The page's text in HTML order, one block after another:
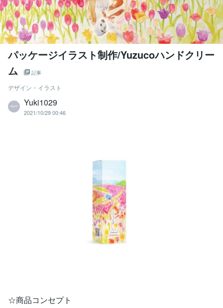
パッケージイラスト制作/Yuzucoハンドクリー
ム
記事
デザイン・イラスト
Yuki1029
2021/10/29 00:46
☆商品コンセプト